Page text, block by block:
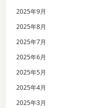
2025年9月
2025年8月
2025年7月
2025年6月
2025年5月
2025年4月
2025年3月